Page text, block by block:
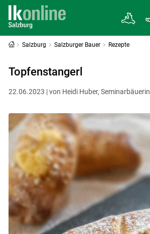
Salzburg Salzburger Bauer Rezepte
Topfenstangerl
22.06.2023 | von Heidi Huber, Seminarbäuerin